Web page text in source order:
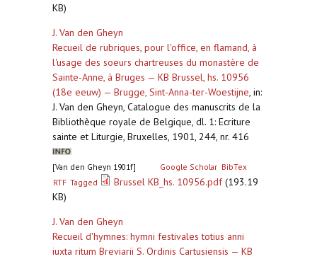
KB)
J. Van den Gheyn
Recueil de rubriques, pour l'office, en flamand, à
l'usage des soeurs chartreuses du monastère de
Sainte-Anne, à Bruges — KB Brussel, hs. 10956
(18e eeuw) — Brugge, Sint-Anna-ter-Woestijne, in:
J. Van den Gheyn, Catalogue des manuscrits de la
Bibliothèque royale de Belgique, dl. 1: Ecriture
sainte et Liturgie, Bruxelles, 1901, 244, nr. 416
[Van den Gheyn 1901f] Google Scholar BibTex
RTF Tagged Brussel KB_hs. 10956.pdf(193.19
KB)
J. Van den Gheyn
Recueil d'hymnes: hymni festivales totius anni
iuxta ritum Breviarii S. Ordinis Cartusiensis — KB